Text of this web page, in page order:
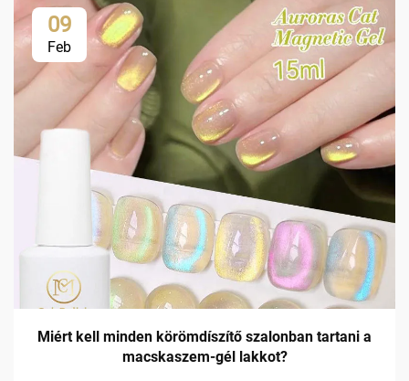
09
Feb
Miért kell minden körömdíszítő szalonban tartani a
macskaszem-gél lakkot?